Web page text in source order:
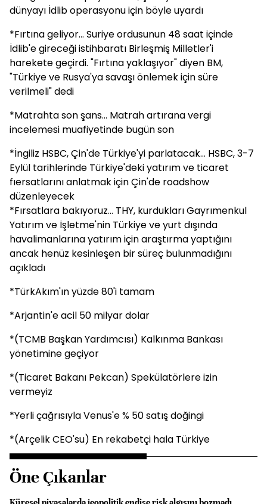
dünyayı İdlib operasyonu için böyle uyardı
*Fırtına geliyor... Suriye ordusunun 48 saat içinde
İdlib'e gireceği istihbaratı Birleşmiş Milletler'i
harekete geçirdi. "Fırtına yaklaşıyor" diyen BM,
"Türkiye ve Rusya'ya savaşı önlemek için süre
verilmeli" dedi
*Matrahta son şans... Matrah artırana vergi
incelemesi muafiyetinde bugün son
*İngiliz HSBC, Çin'de Türkiye'yi parlatacak... HSBC, 3-7
Eylül tarihlerinde Türkiye'deki yatırım ve ticaret
fıersatlarını anlatmak için Çin'de roadshow
düzenleyecek
*Fırsatlara bakıyoruz... THY, kurdukları Gayrımenkul
Yatırım ve İşletme'nin Türkiye ve yurt dışında
havalimanlarına yatırım için araştırma yaptığını
ancak henüz kesinleşen bir süreç bulunmadığını
açıkladı
*TürkAkım'ın yüzde 80'i tamam
*Arjantin'e acil 50 milyar dolar
*(TCMB Başkan Yardımcısı) Kalkınma Bankası
yönetimine geçiyor
*(Ticaret Bakanı Pekcan) Spekülatörlere izin
vermeyiz
*Yerli çağrısıyla Venus'e % 50 satış doğingi
*(Arçelik CEO'su) En rekabetçi hala Türkiye
Öne Çıkanlar